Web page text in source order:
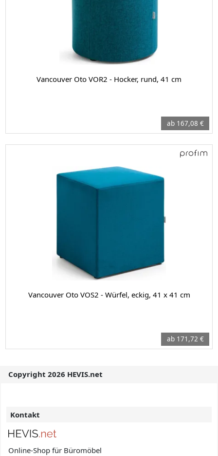
Vancouver Oto VOR2 - Hocker, rund, 41 cm
ab 167,08 €
Vancouver Oto VOS2 - Würfel, eckig, 41 x 41 cm
ab 171,72 €
Copyright 2026 HEVIS.net
Kontakt
Online-Shop für Büromöbel